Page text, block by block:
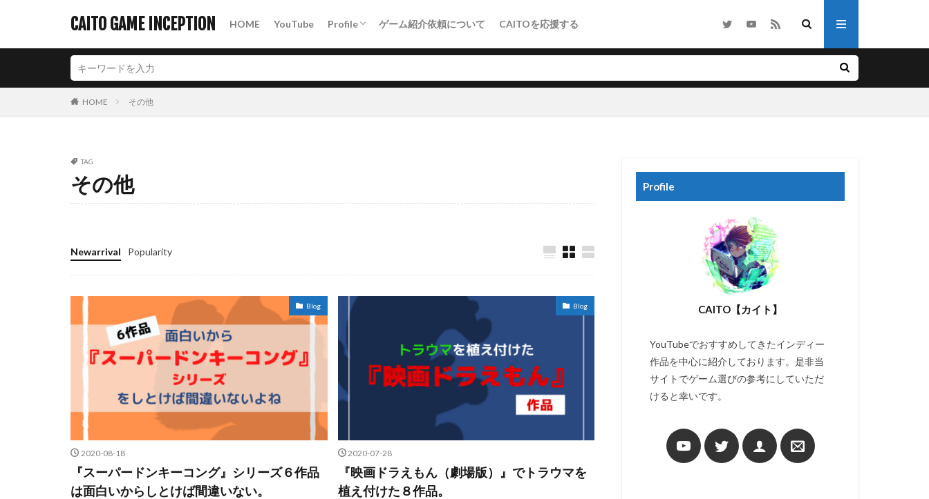
CAITO GAME INCEPTION HOME YouTube Profile
Crowdfunding（KICK&CAMP）
ゲーム紹介依頼について CAITOを応援する
HOME その他
TAG
その他
Newarrival Popularity
Blog
2020-08-18
『スーパードンキーコング』シリーズ６作品
は面白いからしとけば間違いない。
Blog
2020-07-28
『映画ドラえもん（劇場版）』でトラウマを
植え付けた８作品。
Profile
CAITO【カイト】
YouTubeでおすすめしてきたインディー
作品を中心に紹介しております。是非当
サイトでゲーム選びの参考にしていただ
けると幸いです。
カテゴリー
タグ